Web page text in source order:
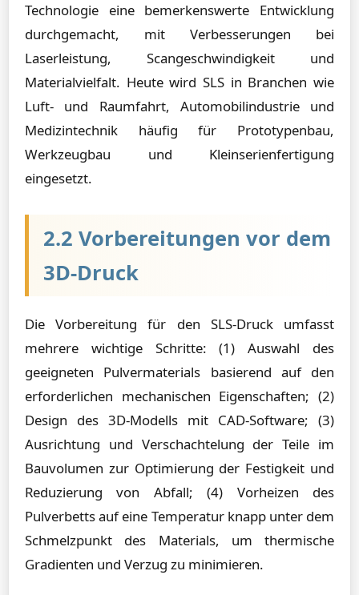
Technologie eine bemerkenswerte Entwicklung
durchgemacht, mit Verbesserungen bei
Laserleistung, Scangeschwindigkeit und
Materialvielfalt. Heute wird SLS in Branchen wie
Luft- und Raumfahrt, Automobilindustrie und
Medizintechnik häufig für Prototypenbau,
Werkzeugbau und Kleinserienfertigung
eingesetzt.
2.2 Vorbereitungen vor dem
3D-Druck
Die Vorbereitung für den SLS-Druck umfasst
mehrere wichtige Schritte: (1) Auswahl des
geeigneten Pulvermaterials basierend auf den
erforderlichen mechanischen Eigenschaften; (2)
Design des 3D-Modells mit CAD-Software; (3)
Ausrichtung und Verschachtelung der Teile im
Bauvolumen zur Optimierung der Festigkeit und
Reduzierung von Abfall; (4) Vorheizen des
Pulverbetts auf eine Temperatur knapp unter dem
Schmelzpunkt des Materials, um thermische
Gradienten und Verzug zu minimieren.